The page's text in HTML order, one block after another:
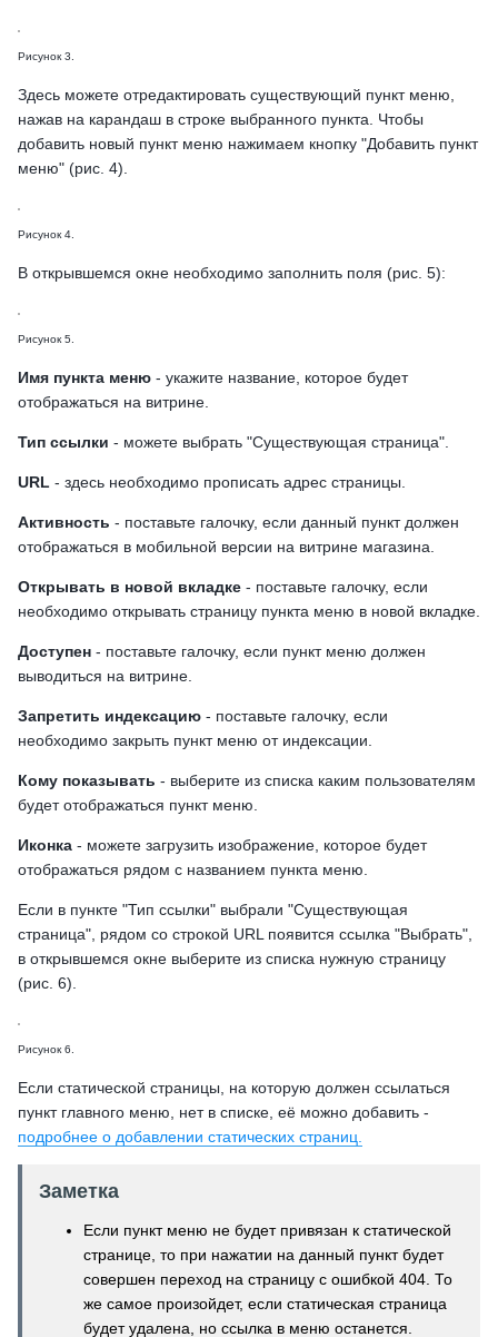
Рисунок 3.
Здесь можете отредактировать существующий пункт меню,
нажав на карандаш в строке выбранного пункта. Чтобы
добавить новый пункт меню нажимаем кнопку "Добавить пункт
меню" (рис. 4).
Рисунок 4.
В открывшемся окне необходимо заполнить поля (рис. 5):
Рисунок 5.
Имя пункта меню - укажите название, которое будет
отображаться на витрине.
Тип ссылки - можете выбрать "Существующая страница".
URL - здесь необходимо прописать адрес страницы.
Активность - поставьте галочку, если данный пункт должен
отображаться в мобильной версии на витрине магазина.
Открывать в новой вкладке - поставьте галочку, если
необходимо открывать страницу пункта меню в новой вкладке.
Доступен - поставьте галочку, если пункт меню должен
выводиться на витрине.
Запретить индексацию - поставьте галочку, если
необходимо закрыть пункт меню от индексации.
Кому показывать - выберите из списка каким пользователям
будет отображаться пункт меню.
Иконка - можете загрузить изображение, которое будет
отображаться рядом с названием пункта меню.
Если в пункте "Тип ссылки" выбрали "Существующая
страница", рядом со строкой URL появится ссылка "Выбрать",
в открывшемся окне выберите из списка нужную страницу
(рис. 6).
Рисунок 6.
Если статической страницы, на которую должен ссылаться
пункт главного меню, нет в списке, её можно добавить -
подробнее о добавлении статических страниц.
Заметка
Если пункт меню не будет привязан к статической
странице, то при нажатии на данный пункт будет
совершен переход на страницу с ошибкой 404. То
же самое произойдет, если статическая страница
будет удалена, но ссылка в меню останется.